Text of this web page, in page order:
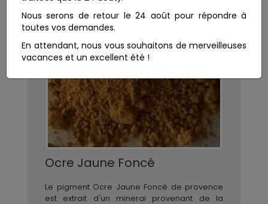
Ocre Jaune Foncé
Le pigment Ocre Jaune Foncé de provence
est extrait d'un minerai provenant de la
Nous serons de retour le 24 août pour répondre à
toutes vos demandes.
En attendant, nous vous souhaitons de merveilleuses
vacances et un excellent été !